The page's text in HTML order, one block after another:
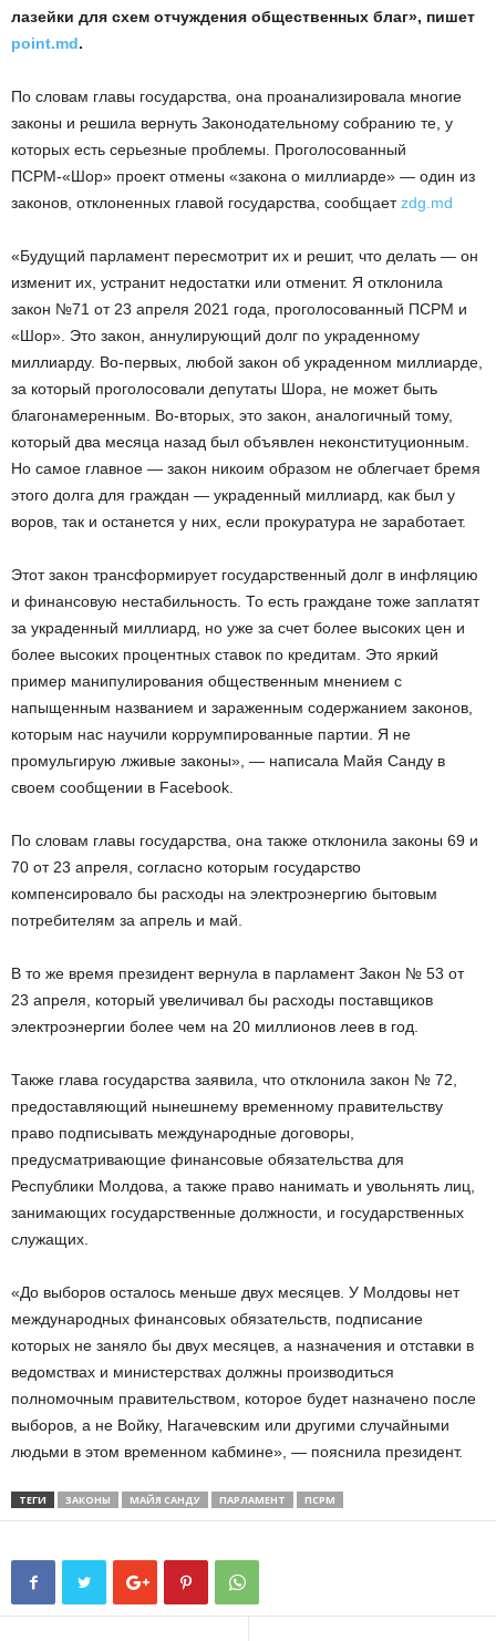
лазейки для схем отчуждения общественных благ», пишет
point.md.
По словам главы государства, она проанализировала многие
законы и решила вернуть Законодательному собранию те, у
которых есть серьезные проблемы. Проголосованный
ПСРМ-«Шор» проект отмены «закона о миллиарде» — один из
законов, отклоненных главой государства, сообщаетzdg.md
«Будущий парламент пересмотрит их и решит, что делать — он
изменит их, устранит недостатки или отменит. Я отклонила
закон №71 от 23 апреля 2021 года, проголосованный ПСРМ и
«Шор». Это закон, аннулирующий долг по украденному
миллиарду. Во-первых, любой закон об украденном миллиарде,
за который проголосовали депутаты Шора, не может быть
благонамеренным. Во-вторых, это закон, аналогичный тому,
который два месяца назад был объявлен неконституционным.
Но самое главное — закон никоим образом не облегчает бремя
этого долга для граждан — украденный миллиард, как был у
воров, так и останется у них, если прокуратура не заработает.
Этот закон трансформирует государственный долг в инфляцию
и финансовую нестабильность. То есть граждане тоже заплатят
за украденный миллиард, но уже за счет более высоких цен и
более высоких процентных ставок по кредитам. Это яркий
пример манипулирования общественным мнением с
напыщенным названием и зараженным содержанием законов,
которым нас научили коррумпированные партии. Я не
промульгирую лживые законы», — написала Майя Санду в
своем сообщении в Facebook.
По словам главы государства, она также отклонила законы 69 и
70 от 23 апреля, согласно которым государство
компенсировало бы расходы на электроэнергию бытовым
потребителям за апрель и май.
В то же время президент вернула в парламент Закон № 53 от
23 апреля, который увеличивал бы расходы поставщиков
электроэнергии более чем на 20 миллионов леев в год.
Также глава государства заявила, что отклонила закон № 72,
предоставляющий нынешнему временному правительству
право подписывать международные договоры,
предусматривающие финансовые обязательства для
Республики Молдова, а также право нанимать и увольнять лиц,
занимающих государственные должности, и государственных
служащих.
«До выборов осталось меньше двух месяцев. У Молдовы нет
международных финансовых обязательств, подписание
которых не заняло бы двух месяцев, а назначения и отставки в
ведомствах и министерствах должны производиться
полномочным правительством, которое будет назначено после
выборов, а не Войку, Нагачевским или другими случайными
людьми в этом временном кабмине», — пояснила президент.
ТЕГИ ЗАКОНЫ МАЙЯ САНДУ ПАРЛАМЕНТ ПСРМ